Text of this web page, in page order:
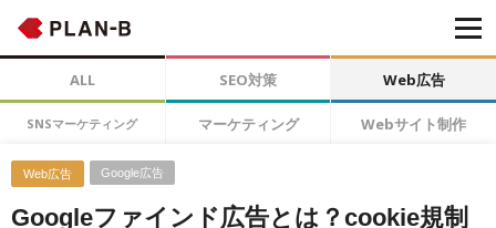
ALL SEO対策 Web広告
SNSマーケティング マーケティング Webサイト制作
Web広告 Google広告
Googleファインド広告とは？cookie規制